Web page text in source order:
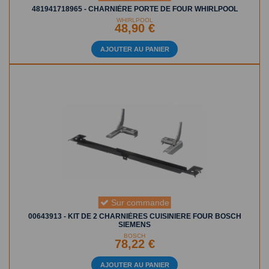
481941718965 - CHARNIÈRE PORTE DE FOUR WHIRLPOOL
WHIRLPOOL
48,90 €
AJOUTER AU PANIER
Sur commande
00643913 - KIT DE 2 CHARNIÈRES CUISINIERE FOUR BOSCH
SIEMENS
BOSCH
78,22 €
AJOUTER AU PANIER